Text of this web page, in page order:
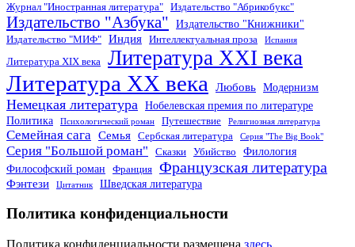
Журнал "Иностранная литература"
Издательство "Абрикобукс"
Издательство "Азбука" Издательство "Книжники"
Издательство "МИФ" Индия Интеллектуальная проза Испания
Литература XIX века Литература XXI века
Литература XX века Любовь Модернизм
Немецкая литература
Нобелевская премия по литературе
Политика
Психологический роман Путешествие Религиозная литература
Семейная сага Семья Сербская литература Серия "The Big Book"
Серия "Большой роман" Сказки Убийство
Филология
Философский роман
Франция Французская литература
Фэнтези Цитатник Шведская литература
Политика конфиденциальности
Политика конфиденциальности размещена здесь.